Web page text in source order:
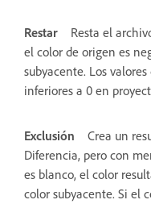
Restar
Resta el
el color de origen es
subyacente. Los
inferiores a 0 en
Exclusión
Crea un
Diferencia, pero con
es blanco, el color
color subyacente. Si el